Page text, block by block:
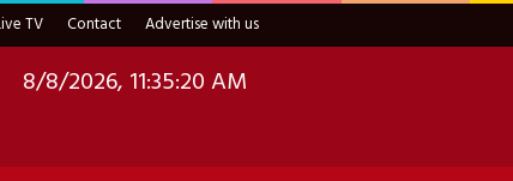
TV Contact Advertise with us
8/8/2026, 11:35:21 AM